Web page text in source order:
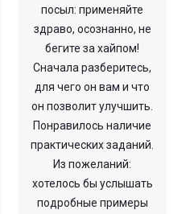
посыл: применяйте
здраво, осознанно, не
бегите за хайпом!
Сначала разберитесь,
для чего он вам и что
он позволит улучшить.
Понравилось наличие
практических заданий.
Из пожеланий:
хотелось бы услышать
подробные примеры